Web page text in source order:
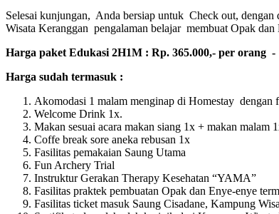
Selesai kunjungan, Anda bersiap untuk Check out,
Wisata Keranggan pengalaman belajar membuat Opak dan
Harga paket Edukasi 2H1M : Rp. 365.000,- per orang
Harga sudah termasuk :
Akomodasi 1 malam menginap di Homestay dengan
Welcome Drink 1x.
Makan sesuai acara makan siang 1x + makan malam
Coffe break sore aneka rebusan 1x
Fasilitas pemakaian Saung Utama
Fun Archery Trial
Instruktur Gerakan Therapy Kesehatan “YAMA”
Fasilitas praktek pembuatan Opak dan Enye-enye
Fasilitas ticket masuk Saung Cisadane, Kampung